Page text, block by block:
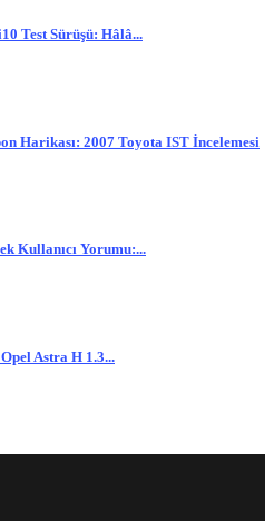
Test Sürüşü: Hâlâ...
Harikası: 2007 Toyota IST İncelemesi
Kullanıcı Yorumu:...
Astra H 1.3...